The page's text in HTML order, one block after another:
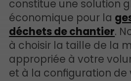
constitue une solution
économique pour la
déchets de chantier.
à choisir la taille de la
appropriée à votre
et à la configuration de